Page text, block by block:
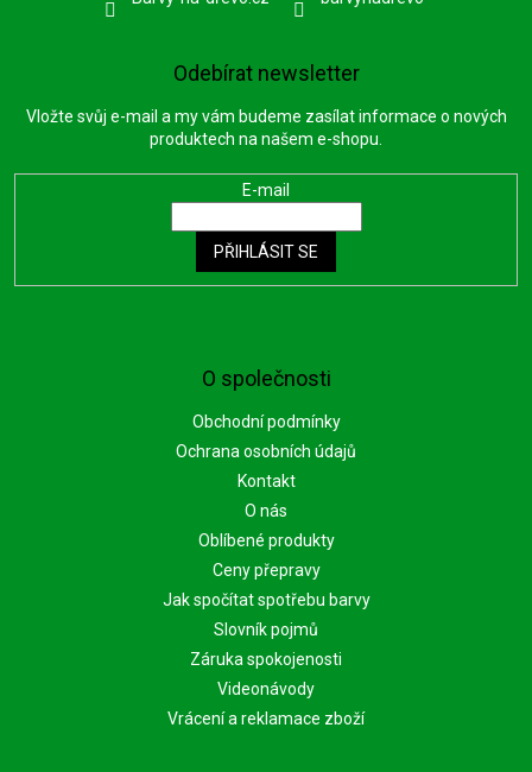
O společnosti
Obchodní podmínky
Ochrana osobních údajů
Kontakt
O nás
Oblíbené produkty
Ceny přepravy
Jak spočítat spotřebu barvy
Slovník pojmů
Záruka spokojenosti
Videonávody
Vrácení a reklamace zboží
Odebírat newsletter
Vložte svůj e-mail a my vám budeme zasílat informace o nových
produktech na našem e-shopu.
E-mail
PŘIHLÁSIT SE